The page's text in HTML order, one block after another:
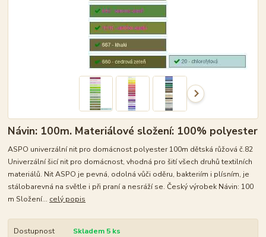
Návin: 100m. Materiálové složení: 100% polyester
ASPO univerzální nit pro domácnost polyester 100m dětská růžová č.82
Univerzální šicí nit pro domácnost, vhodná pro šití všech druhů textilních
materiálů. Nit ASPO je pevná, odolná vůči oděru, bakteriím i plísním, je
stálobarevná na světle i při praní a nesráží se. Český výrobek Návin: 100
m Složení... celý popis
Dostupnost Skladem 5 ks